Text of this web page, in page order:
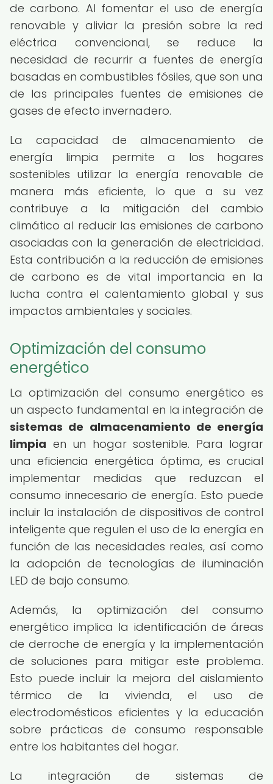
de carbono. Al fomentar el uso de energía
renovable y aliviar la presión sobre la red
eléctrica convencional, se reduce la
necesidad de recurrir a fuentes de energía
basadas en combustibles fósiles, que son una
de las principales fuentes de emisiones de
gases de efecto invernadero.
La capacidad de almacenamiento de
energía limpia permite a los hogares
sostenibles utilizar la energía renovable de
manera más eficiente, lo que a su vez
contribuye a la mitigación del cambio
climático al reducir las emisiones de carbono
asociadas con la generación de electricidad.
Esta contribución a la reducción de emisiones
de carbono es de vital importancia en la
lucha contra el calentamiento global y sus
impactos ambientales y sociales.
Optimización del consumo
energético
La optimización del consumo energético es
un aspecto fundamental en la integración de
sistemas de almacenamiento de energía
limpia en un hogar sostenible. Para lograr
una eficiencia energética óptima, es crucial
implementar medidas que reduzcan el
consumo innecesario de energía. Esto puede
incluir la instalación de dispositivos de control
inteligente que regulen el uso de la energía en
función de las necesidades reales, así como
la adopción de tecnologías de iluminación
LED de bajo consumo.
Además, la optimización del consumo
energético implica la identificación de áreas
de derroche de energía y la implementación
de soluciones para mitigar este problema.
Esto puede incluir la mejora del aislamiento
térmico de la vivienda, el uso de
electrodomésticos eficientes y la educación
sobre prácticas de consumo responsable
entre los habitantes del hogar.
La integración de sistemas de